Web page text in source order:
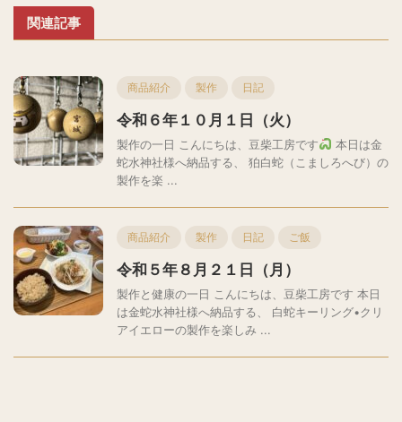
関連記事
商品紹介 製作 日記
令和６年１０月１日（火）
製作の一日 こんにちは、豆柴工房です
本日は金
蛇水神社様へ納品する、 狛白蛇（こましろへび）の
製作を楽 ...
商品紹介 製作 日記 ご飯
令和５年８月２１日（月）
製作と健康の一日 こんにちは、豆柴工房です 本日
は金蛇水神社様へ納品する、 白蛇キーリング•クリ
アイエローの製作を楽しみ ...